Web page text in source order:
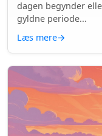
dagen begynder
gyldne periode...
Læs mere→